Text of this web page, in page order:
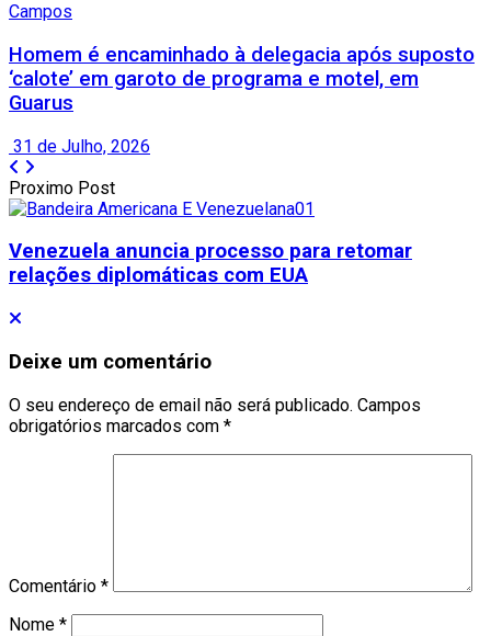
Campos
Homem é encaminhado à delegacia após suposto
‘calote’ em garoto de programa e motel, em
Guarus
31 de Julho, 2026
Proximo Post
Venezuela anuncia processo para retomar
relações diplomáticas com EUA
Deixe um comentário
O seu endereço de email não será publicado. Campos
obrigatórios marcados com *
Comentário *
Nome *